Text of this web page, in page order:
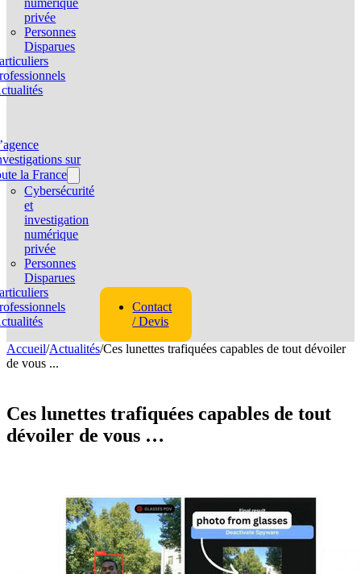
numérique
privée
Personnes
Disparues
sur
la France
Cybersécurité
et
investigation
numérique
privée
Personnes
Disparues
Contact
/ Devis
Accueil/Actualités/Ces lunettes trafiquées capables de tout dévoiler
de vous ...
Ces lunettes trafiquées capables de tout
dévoiler de vous …